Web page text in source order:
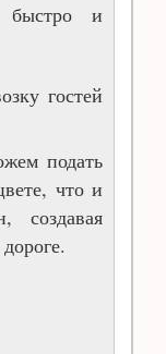
быстро и
гостей
подать
что и
создавая